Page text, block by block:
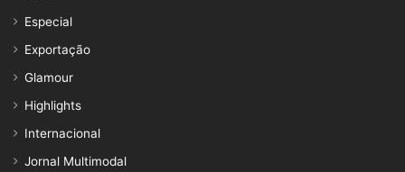
Especial
Exportação
Glamour
Highlights
Internacional
Jornal Multimodal